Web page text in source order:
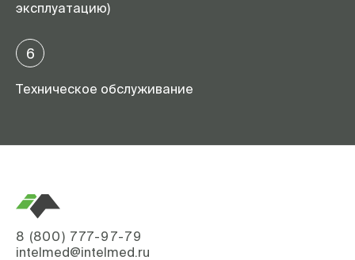
эксплуатацию)
6
Техническое обслуживание
8 (800) 777-97-79
intelmed@intelmed.ru